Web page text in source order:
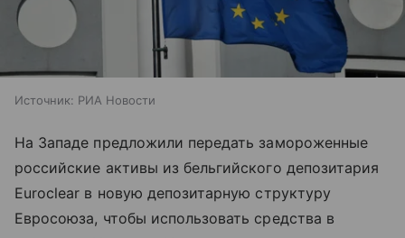
Источник: РИА Новости
На Западе предложили передать замороженные
российские активы из бельгийского депозитария
Euroclear в новую депозитарную структуру
Евросоюза, чтобы использовать средства в